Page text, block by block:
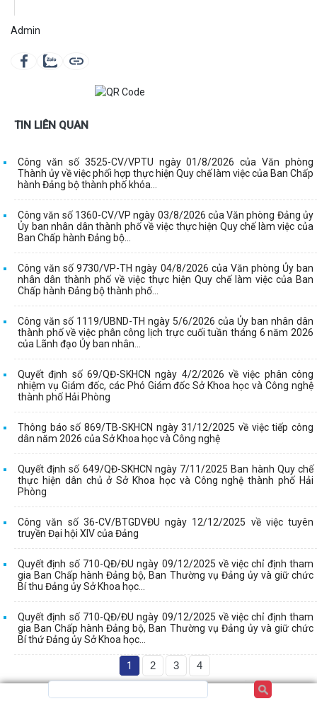
Admin
TIN LIÊN QUAN
Công văn số 3525-CV/VPTU ngày 01/8/2026 của Văn phòng
Thành ủy về việc phối hợp thực hiện Quy chế làm việc của Ban Chấp
hành Đảng bộ thành phố khóa...
Công văn số 1360-CV/VP ngày 03/8/2026 của Văn phòng Đảng ủy
Ủy ban nhân dân thành phố về việc thực hiện Quy chế làm việc của
Ban Chấp hành Đảng bộ...
Công văn số 9730/VP-TH ngày 04/8/2026 của Văn phòng Ủy ban
nhân dân thành phố về việc thực hiện Quy chế làm việc của Ban
Chấp hành Đảng bộ thành phố...
Công văn số 1119/UBND-TH ngày 5/6/2026 của Ủy ban nhân dân
thành phố về việc phân công lịch trực cuối tuần tháng 6 năm 2026
của Lãnh đạo Ủy ban nhân...
Quyết định số 69/QĐ-SKHCN ngày 4/2/2026 về việc phân công
nhiệm vụ Giám đốc, các Phó Giám đốc Sở Khoa học và Công nghệ
thành phố Hải Phòng
Thông báo số 869/TB-SKHCN ngày 31/12/2025 về việc tiếp công
dân năm 2026 của Sở Khoa học và Công nghệ
Quyết định số 649/QĐ-SKHCN ngày 7/11/2025 Ban hành Quy chế
thực hiện dân chủ ở Sở Khoa học và Công nghệ thành phố Hải
Phòng
Công văn số 36-CV/BTGDVĐU ngày 12/12/2025 về việc tuyên
truyền Đại hội XIV của Đảng
Quyết định số 710-QĐ/ĐU ngày 09/12/2025 về việc chỉ định tham
gia Ban Chấp hành Đảng bộ, Ban Thường vụ Đảng ủy và giữ chức
Bí thu Đảng ủy Sở Khoa học...
Quyết định số 710-QĐ/ĐU ngày 09/12/2025 về việc chỉ định tham
gia Ban Chấp hành Đảng bộ, Ban Thường vụ Đảng ủy và giữ chức
Bí thứ Đảng ủy Sở Khoa học...
1 2 3 4